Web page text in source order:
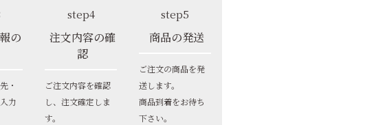
の
・
力
step4
注文内容の確
認
ご注文内容を確認
し、注文確定しま
す。
step5
商品の発送
ご注文の商品を発
送します。
商品到着をお待ち
下さい。